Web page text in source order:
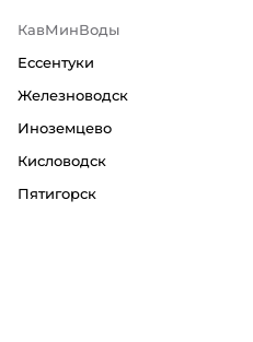
КавМинВоды
Ессентуки
Железноводск
Иноземцево
Кисловодск
Пятигорск